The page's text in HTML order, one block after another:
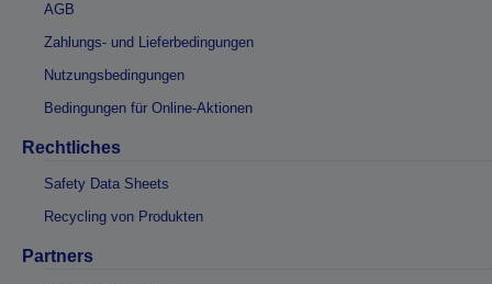
AGB
Zahlungs- und Lieferbedingungen
Nutzungsbedingungen
Bedingungen für Online-Aktionen
Rechtliches
Safety Data Sheets
Recycling von Produkten
Partners